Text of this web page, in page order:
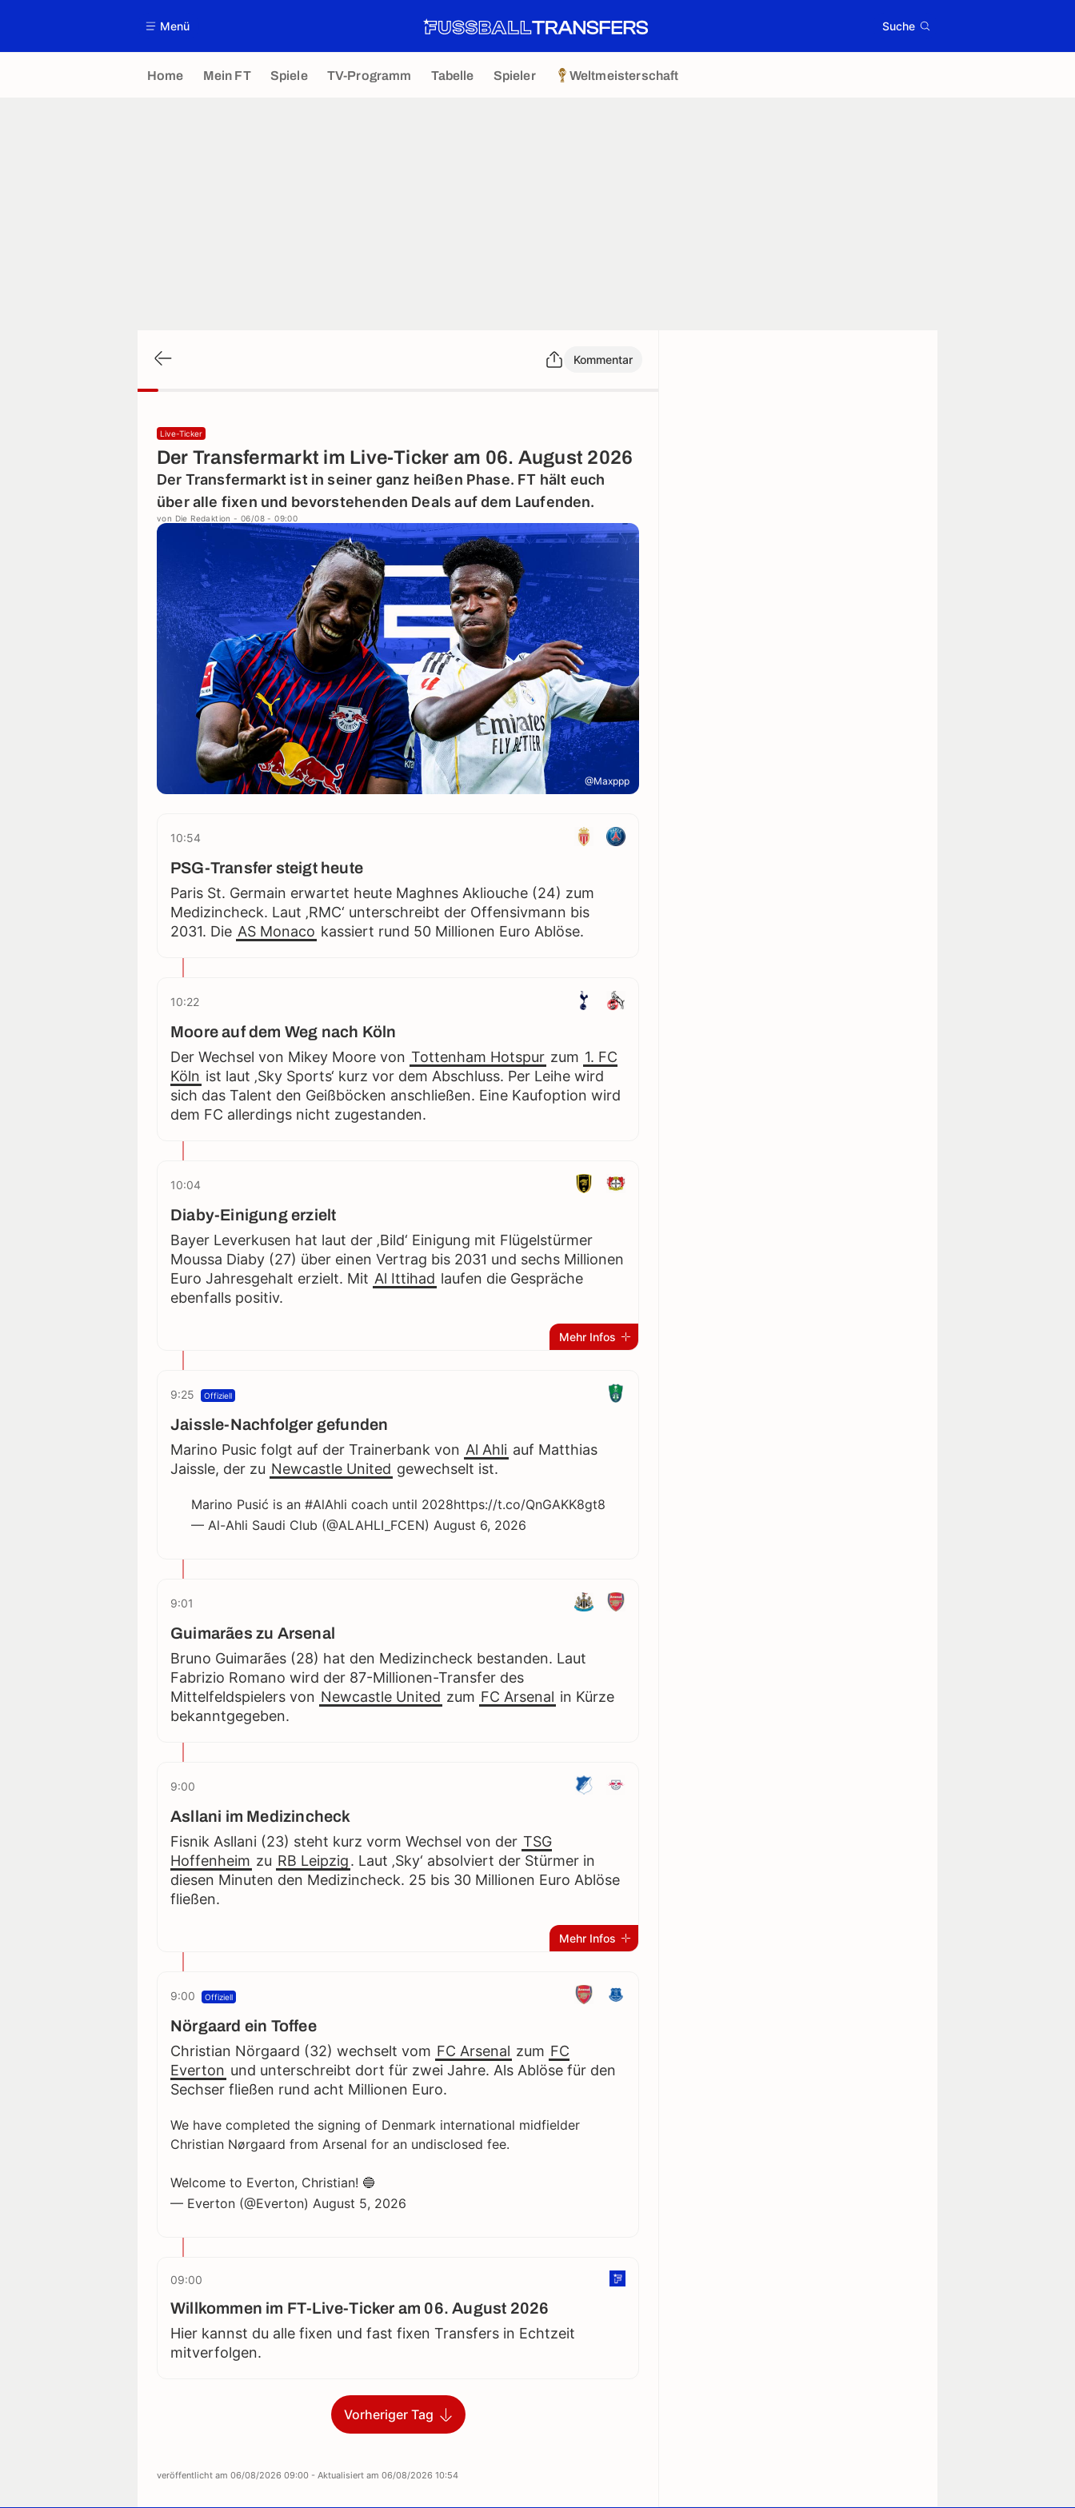
Menü Suche
Home Mein FT Spiele TV-Programm Tabelle Spieler Weltmeisterschaft
Kommentar
Live-Ticker
Der Transfermarkt im Live-Ticker am 06. August 2026
Der Transfermarkt ist in seiner ganz heißen Phase. FT hält euch
über alle fixen und bevorstehenden Deals auf dem Laufenden.
von Die Redaktion - 06/08 - 09:00
@Maxppp
10:54
PSG-Transfer steigt heute
Paris St. Germain erwartet heute Maghnes Akliouche (24) zum
Medizincheck. Laut ‚RMC‘ unterschreibt der Offensivmann bis
2031. Die AS Monaco kassiert rund 50 Millionen Euro Ablöse.
10:22
Moore auf dem Weg nach Köln
Der Wechsel von Mikey Moore von Tottenham Hotspur zum 1. FC
Köln ist laut ‚Sky Sports‘ kurz vor dem Abschluss. Per Leihe wird
sich das Talent den Geißböcken anschließen. Eine Kaufoption wird
dem FC allerdings nicht zugestanden.
10:04
Diaby-Einigung erzielt
Bayer Leverkusen hat laut der ‚Bild‘ Einigung mit Flügelstürmer
Moussa Diaby (27) über einen Vertrag bis 2031 und sechs Millionen
Euro Jahresgehalt erzielt. Mit Al Ittihad laufen die Gespräche
ebenfalls positiv.
Mehr Infos
9:25 Offiziell
Jaissle-Nachfolger gefunden
Marino Pusic folgt auf der Trainerbank von Al Ahli auf Matthias
Jaissle, der zu Newcastle United gewechselt ist.
Marino Pusić is an #AlAhli coach until 2028https://t.co/QnGAKK8gt8
— Al-Ahli Saudi Club (@ALAHLI_FCEN) August 6, 2026
9:01
Guimarães zu Arsenal
Bruno Guimarães (28) hat den Medizincheck bestanden. Laut
Fabrizio Romano wird der 87-Millionen-Transfer des
Mittelfeldspielers von Newcastle United zum FC Arsenal in Kürze
bekanntgegeben.
9:00
Asllani im Medizincheck
Fisnik Asllani (23) steht kurz vorm Wechsel von der TSG
Hoffenheim zu RB Leipzig. Laut ‚Sky‘ absolviert der Stürmer in
diesen Minuten den Medizincheck. 25 bis 30 Millionen Euro Ablöse
fließen.
Mehr Infos
9:00 Offiziell
Nörgaard ein Toffee
Christian Nörgaard (32) wechselt vom FC Arsenal zum FC
Everton und unterschreibt dort für zwei Jahre. Als Ablöse für den
Sechser fließen rund acht Millionen Euro.
We have completed the signing of Denmark international midfielder
Christian Nørgaard from Arsenal for an undisclosed fee.
Welcome to Everton, Christian! 🔵
— Everton (@Everton) August 5, 2026
09:00
Willkommen im FT-Live-Ticker am 06. August 2026
Hier kannst du alle fixen und fast fixen Transfers in Echtzeit
mitverfolgen.
Vorheriger Tag
veröffentlicht am 06/08/2026 09:00 - Aktualisiert am 06/08/2026 10:54